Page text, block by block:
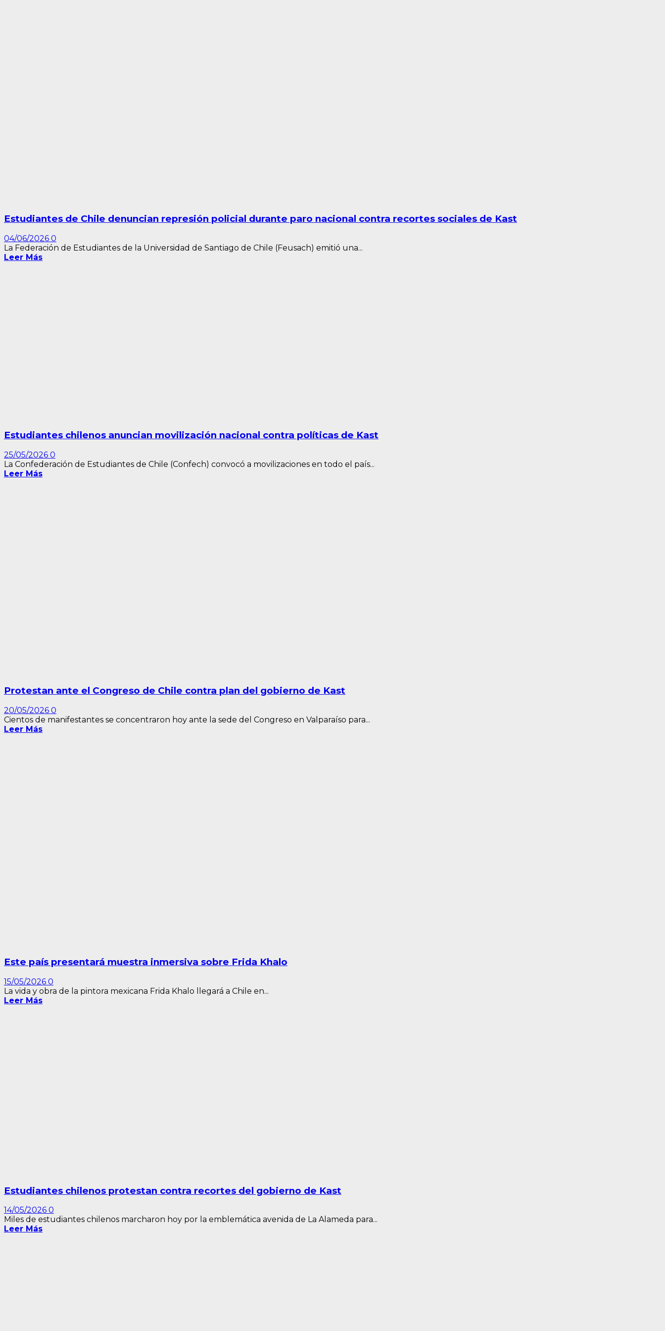
Estudiantes de Chile denuncian represión policial durante paro nacional contra recortes sociales de Kast
04/06/2026 0
La Federación de Estudiantes de la Universidad de Santiago de Chile (Feusach) emitió una...
Leer Más
Estudiantes chilenos anuncian movilización nacional contra políticas de Kast
25/05/2026 0
La Confederación de Estudiantes de Chile (Confech) convocó a movilizaciones en todo el país...
Leer Más
Protestan ante el Congreso de Chile contra plan del gobierno de Kast
20/05/2026 0
Cientos de manifestantes se concentraron hoy ante la sede del Congreso en Valparaíso para...
Leer Más
Este país presentará muestra inmersiva sobre Frida Khalo
15/05/2026 0
La vida y obra de la pintora mexicana Frida Khalo llegará a Chile en...
Leer Más
Estudiantes chilenos protestan contra recortes del gobierno de Kast
14/05/2026 0
Miles de estudiantes chilenos marcharon hoy por la emblemática avenida de La Alameda para...
Leer Más